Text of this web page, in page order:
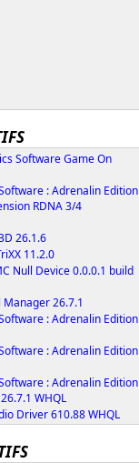
Software Game On
: Adrenalin Edition
RDNA 3/4
26.1.6
11.2.0
Null Device 0.0.0.1 build
26.7.1
: Adrenalin Edition
: Adrenalin Edition
: Adrenalin Edition
WHQL
Driver 610.88 WHQL